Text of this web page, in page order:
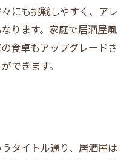
にも挑戦しやすく、アレ
ります。家庭で居酒屋風
食卓もアップグレードさ
できます。
タイトル通り、居酒屋は